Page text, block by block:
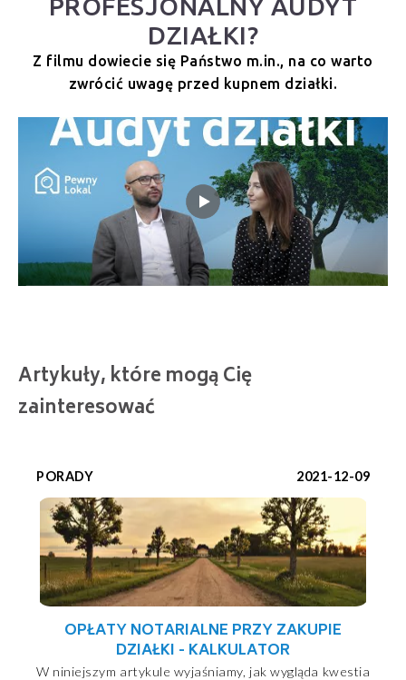
DZIAŁKI?
Z filmu dowiecie się Państwo m.in., na co warto
zwrócić uwagę przed kupnem działki.
Artykuły, które mogą Cię
zainteresować
PORADY 2021-12-09
OPŁATY NOTARIALNE PRZY ZAKUPIE
DZIAŁKI - KALKULATOR
W niniejszym artykule wyjaśniamy, jak wygląda kwestia